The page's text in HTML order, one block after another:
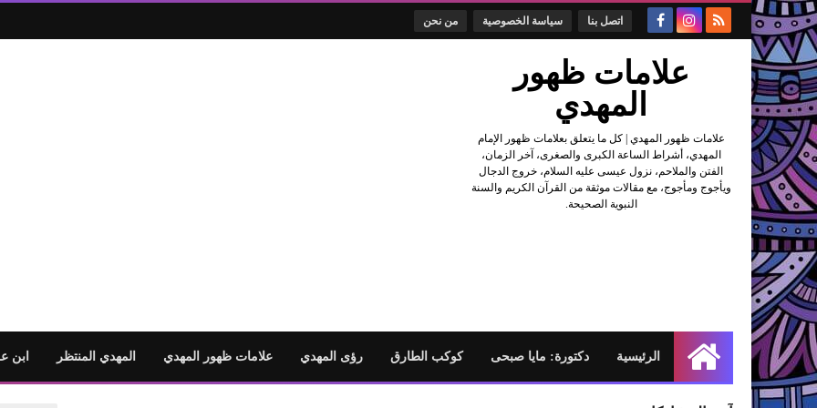
اتصل بنا سياسة الخصوصية من نحن
علامات ظهور
المهدي
علامات ظهور المهدي | كل ما يتعلق بعلامات ظهور الإمام
المهدي، أشراط الساعة الكبرى والصغرى، آخر الزمان،
الفتن والملاحم، نزول عيسى عليه السلام، خروج الدجال
ويأجوج ومأجوج، مع مقالات موثقة من القرآن الكريم والسنة
النبوية الصحيحة.
الرئيسية
الرئيسية دكتورة: مايا صبحى كوكب الطارق رؤى المهدي علامات ظهور المهدي المهدي المنتظر ابن